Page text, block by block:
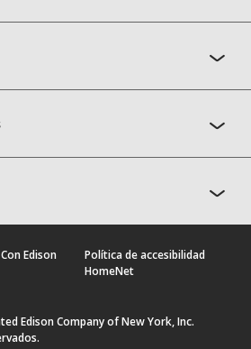
Edison
Política de accesibilidad
HomeNet
Edison Company of New York, Inc.